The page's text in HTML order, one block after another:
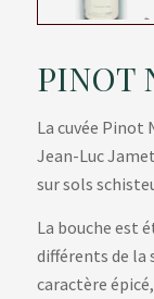
PINOT
La cuvée Pinot
Jean-Luc
sur sols
La bouche est
différents de la
caractère